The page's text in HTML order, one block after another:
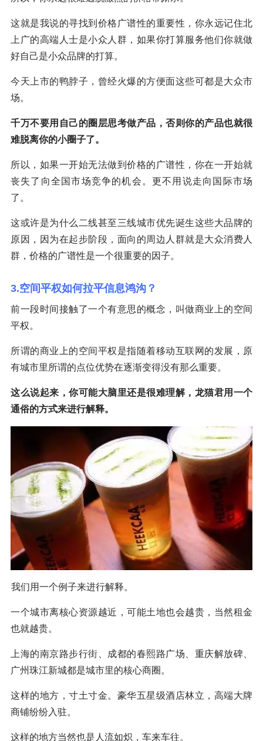
这就是我说的寻找到价格广谱性的重要性，你永远记住北
上广的高端人士是小众人群，如果你打算服务他们你就做
好自己是小众品牌的打算。
今天上市的鸭脖子，曾经火爆的方便面这些可都是大众市
场。
千万不要用自己的圈层思考做产品，否则你的产品也就很
难脱离你的小圈子了。
所以，如果一开始无法做到价格的广谱性，你在一开始就
丧失了向全国市场竞争的机会。更不用说走向国际市场
了。
这或许是为什么二线甚至三线城市优先诞生这些大品牌的
原因，因为在起步阶段，面向的周边人群就是大众消费人
群，价格的广谱性是一个很重要的因子。
3.空间平权如何拉平信息鸿沟？
前一段时间接触了一个有意思的概念，叫做商业上的空间
平权。
所谓的商业上的空间平权是指随着移动互联网的发展，原
有城市里所谓的点位优势在逐渐变得没有那么重要。
这么说起来，你可能大脑里还是很难理解，龙猫君用一个
通俗的方式来进行解释。
我们用一个例子来进行解释。
一个城市离核心资源越近，可能土地也会越贵，当然租金
也就越贵。
上海的南京路步行街、成都的春熙路广场、重庆解放碑、
广州珠江新城都是城市里的核心商圈。
这样的地方，寸土寸金。豪华五星级酒店林立，高端大牌
商铺纷纷入驻。
这样的地方当然也是人流如炽，车来车往。